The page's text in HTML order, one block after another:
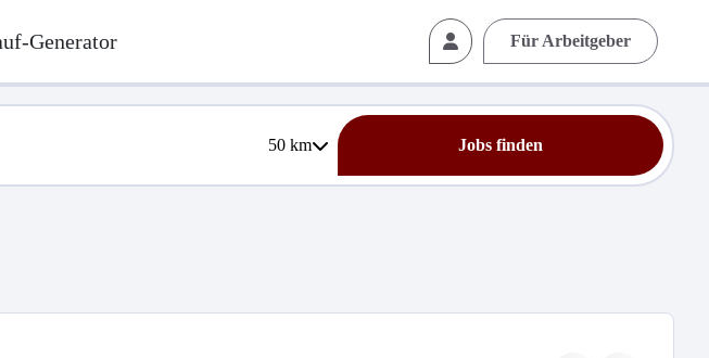
Generator Für Arbeitgeber
50km Jobs finden